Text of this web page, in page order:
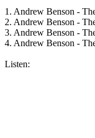
1. Andrew Benson -
2. Andrew Benson -
3. Andrew Benson -
4. Andrew Benson -
Listen: